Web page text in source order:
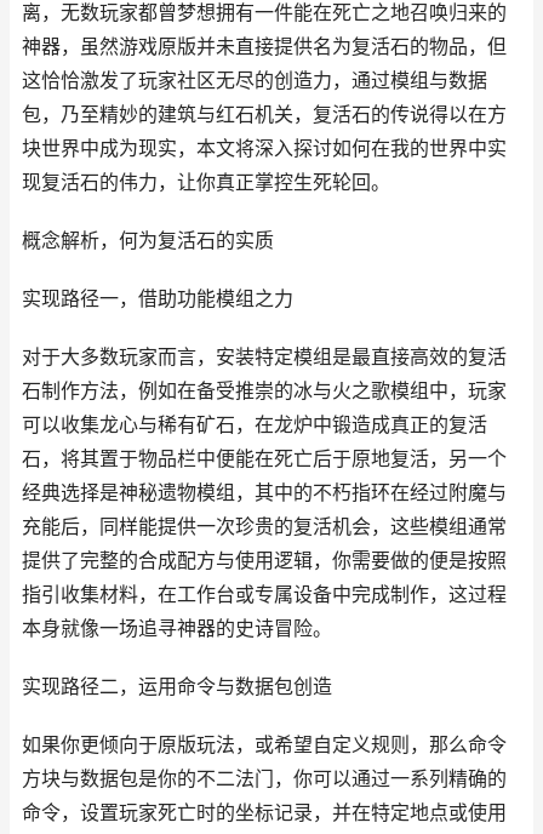
离，无数玩家都曾梦想拥有一件能在死亡之地召唤归来的
神器，虽然游戏原版并未直接提供名为复活石的物品，但
这恰恰激发了玩家社区无尽的创造力，通过模组与数据
包，乃至精妙的建筑与红石机关，复活石的传说得以在方
块世界中成为现实，本文将深入探讨如何在我的世界中实
现复活石的伟力，让你真正掌控生死轮回。
概念解析，何为复活石的实质
实现路径一，借助功能模组之力
对于大多数玩家而言，安装特定模组是最直接高效的复活
石制作方法，例如在备受推崇的冰与火之歌模组中，玩家
可以收集龙心与稀有矿石，在龙炉中锻造成真正的复活
石，将其置于物品栏中便能在死亡后于原地复活，另一个
经典选择是神秘遗物模组，其中的不朽指环在经过附魔与
充能后，同样能提供一次珍贵的复活机会，这些模组通常
提供了完整的合成配方与使用逻辑，你需要做的便是按照
指引收集材料，在工作台或专属设备中完成制作，这过程
本身就像一场追寻神器的史诗冒险。
实现路径二，运用命令与数据包创造
如果你更倾向于原版玩法，或希望自定义规则，那么命令
方块与数据包是你的不二法门，你可以通过一系列精确的
命令，设置玩家死亡时的坐标记录，并在特定地点或使用